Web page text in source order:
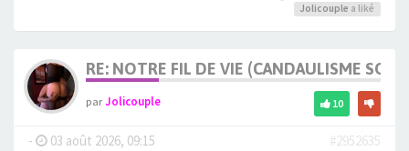
Jolicouple a liké
RE: NOTRE FIL DE VIE (CANDAULISME
parJolicouple 10
- 03 août 2026, 09:15
#2952635